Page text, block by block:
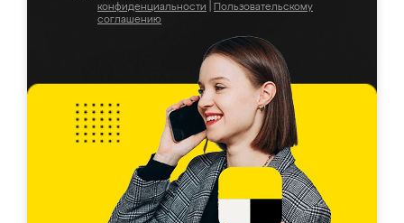
конфиденциальности
Пользовательскому
соглашению